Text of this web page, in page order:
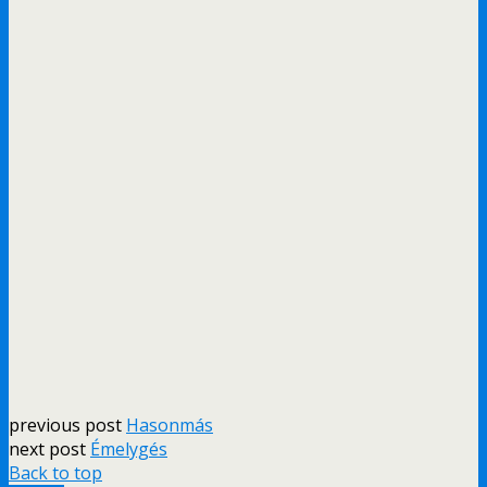
previous post Hasonmás
next post Émelygés
Back to top